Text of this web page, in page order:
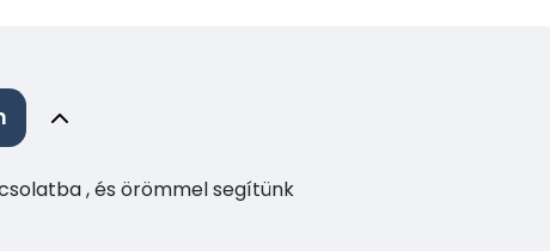
, és örömmel segítünk